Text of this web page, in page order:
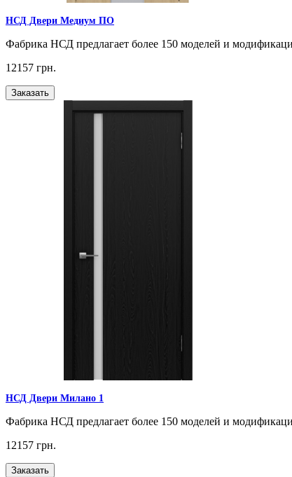
НСД Двери Медиум ПО
Фабрика НСД предлагает более 150 моделей и
12157 грн.
Заказать
НСД Двери Милано 1
Фабрика НСД предлагает более 150 моделей и
12157 грн.
Заказать